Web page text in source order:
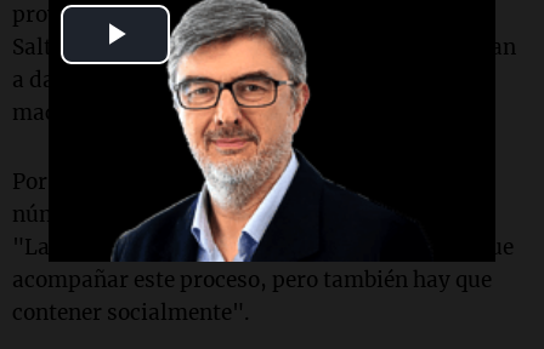
Play
Video
proyectos que están avanzando en San Juan, en
Salta. Creo que laminería, el petróleo y el gas
van
a dar las divisas necesarias para estabilizar la
macroeconomía".
Por último, Jalil aseguró que están en orden los
números fiscales de la provincia de Catamarca.
"La austeridad la piden los ciudadanos y hay que
acompañar este proceso, pero también hay que
contener socialmente".